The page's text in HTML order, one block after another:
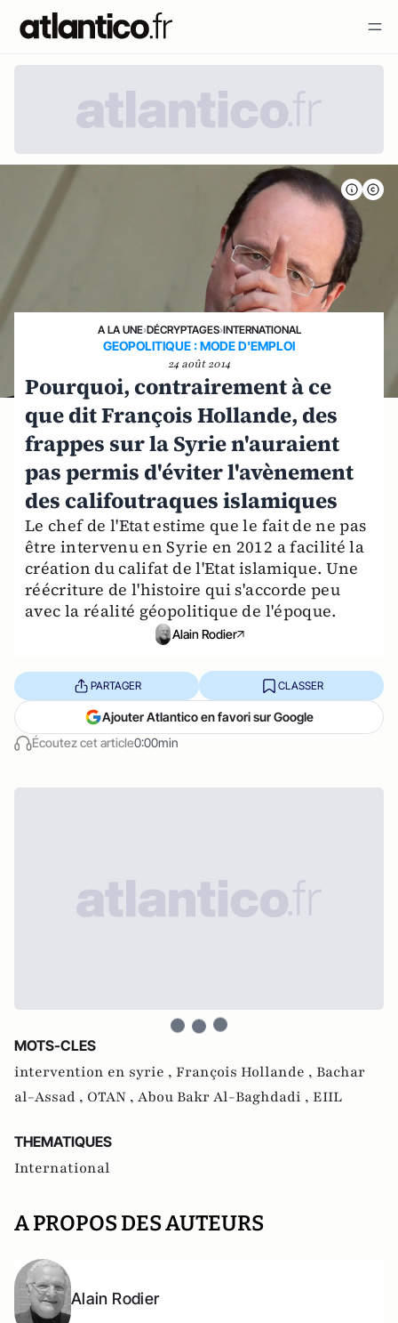
A LA UNE›DÉCRYPTAGES›INTERNATIONAL
GEOPOLITIQUE : MODE D'EMPLOI
24 août 2014
Pourquoi, contrairement à ce
que dit François Hollande, des
frappes sur la Syrie n'auraient
pas permis d'éviter l'avènement
des califoutraques islamiques
Le chef de l'Etat estime que le fait de ne pas
être intervenu en Syrie en 2012 a facilité la
création du califat de l'Etat islamique. Une
réécriture de l'histoire qui s'accorde peu
avec la réalité géopolitique de l'époque.
Alain Rodier
Écoutez cet article0:00min
PARTAGER CLASSER
Ajouter Atlantico en favori sur Google
MOTS-CLES
intervention en syrie , François Hollande , Bachar
al-Assad , OTAN , Abou Bakr Al-Baghdadi , EIIL
THEMATIQUES
International
A PROPOS DES AUTEURS
Alain Rodier